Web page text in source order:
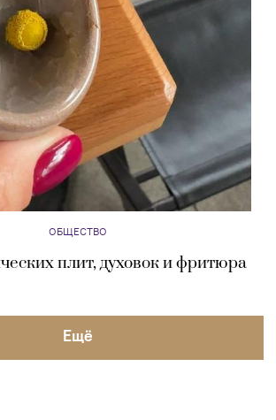
ОБЩЕСТВО
плит, духовок и фритюра
Eщё